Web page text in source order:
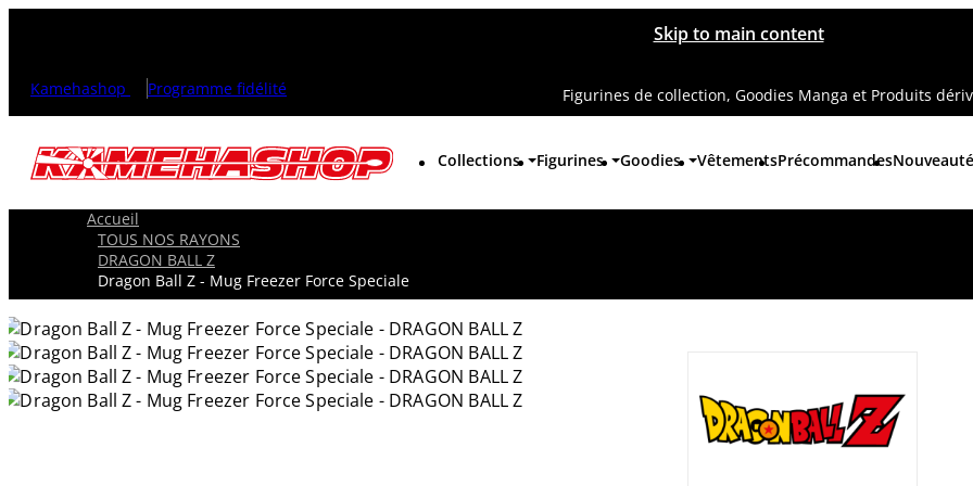
Skip to main content
Kamehashop Programme fidélité Figurines de collection, Goodies Manga et Produits
Collections Figurines Goodies VêtementsPrécommandes
Accueil
TOUS NOS RAYONS
DRAGON BALL Z
Dragon Ball Z - Mug Freezer Force Speciale